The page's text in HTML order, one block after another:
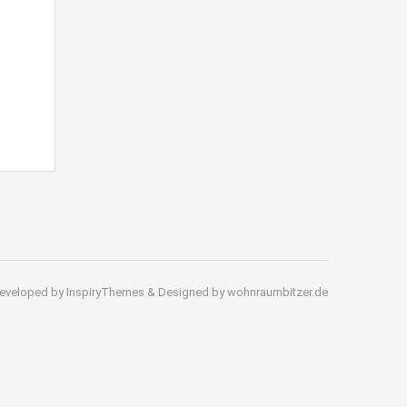
by InspiryThemes & Designed by wohnraumbitzer.de